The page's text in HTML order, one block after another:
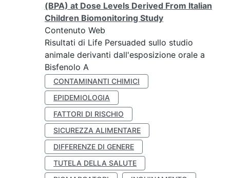
(BPA) at Dose Levels Derived From Italian
Children Biomonitoring Study
Contenuto Web
Risultati di Life Persuaded sullo studio
animale derivanti dall'esposizione orale a
Bisfenolo A
CONTAMINANTI CHIMICI
EPIDEMIOLOGIA
FATTORI DI RISCHIO
SICUREZZA ALIMENTARE
DIFFERENZE DI GENERE
TUTELA DELLA SALUTE